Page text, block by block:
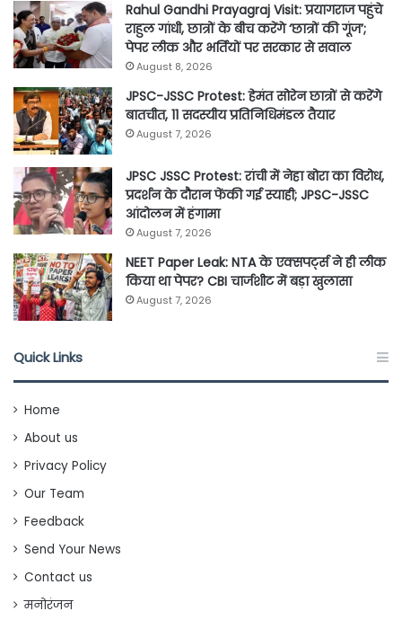
Rahul Gandhi Prayagraj Visit: प्रयागराज पहुंचे
राहुल गांधी, छात्रों के बीच करेंगे ‘छात्रों की गूंज’;
पेपर लीक और भर्तियों पर सरकार से सवाल
August 8, 2026
JPSC-JSSC Protest: हेमंत सोरेन छात्रों से करेंगे
बातचीत, 11 सदस्यीय प्रतिनिधिमंडल तैयार
August 7, 2026
JPSC JSSC Protest: रांची में नेहा बोरा का विरोध,
प्रदर्शन के दौरान फेंकी गई स्याही; JPSC-JSSC
आंदोलन में हंगामा
August 7, 2026
NEET Paper Leak: NTA के एक्सपर्ट्स ने ही लीक
किया था पेपर? CBI चार्जशीट में बड़ा खुलासा
August 7, 2026
Quick Links
Home
About us
Privacy Policy
Our Team
Feedback
Send Your News
Contact us
मनोरंजन